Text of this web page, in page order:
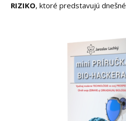
RIZIKO, ktoré predstavujú